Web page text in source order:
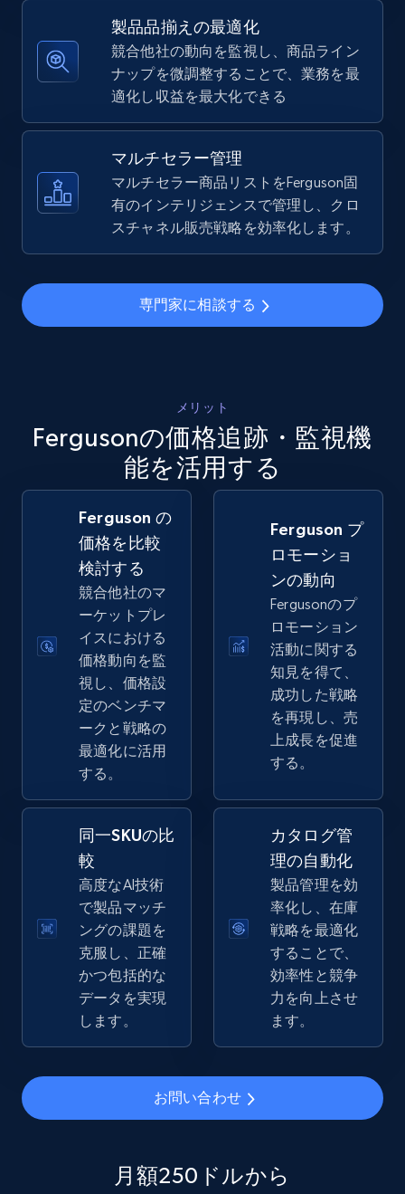
TikTok Shop - Collect TikTok shop products
by keywords search
URL, Title, Available, Description, Currency, Initial
price, Final price, Discount percent, and more.
5.4K+ 668+ 今すぐ始める
Amazon sellers info
info, Stars, Feedbacks, Return policy, and more.
2.5K+ 今すぐ始める
URL, Product id, Title, Seller name, Seller rating,
Seller reviews, Breadcrumbs, Root category, and
more.
2.5K+
eBay - Gather data on products using
specified keywords
URL, Product id, Title, Seller name, Seller rating,
Seller reviews, Breadcrumbs, Root category, and
more.
2.5K+ 359+ 今すぐ始める
eBay - Collect products from shops on eBay
URL, Product id, Title, Seller name, Seller rating,
製品品揃えの最適化
競合他社の動向を監視し、商品ライン
ナップを微調整することで、業務を最
適化し収益を最大化できる
マルチセラー管理
マルチセラー商品リストをFerguson固
有のインテリジェンスで管理し、クロ
スチャネル販売戦略を効率化します。
専門家に相談する
メリット
Fergusonの価格追跡・監視機
能を活用する
Ferguson の
価格を比較
検討する
競合他社のマ
ーケットプレ
イスにおける
価格動向を監
視し、価格設
定のベンチマ
ークと戦略の
最適化に活用
する。
Ferguson プ
ロモーショ
ンの動向
Fergusonのプ
ロモーション
活動に関する
知見を得て、
成功した戦略
を再現し、売
上成長を促進
する。
同一SKUの比
較
高度なAI技術
で製品マッチ
ングの課題を
克服し、正確
かつ包括的な
データを実現
します。
カタログ管
理の自動化
製品管理を効
率化し、在庫
戦略を最適化
することで、
効率性と競争
力を向上させ
ます。
お問い合わせ
月額250ドルから